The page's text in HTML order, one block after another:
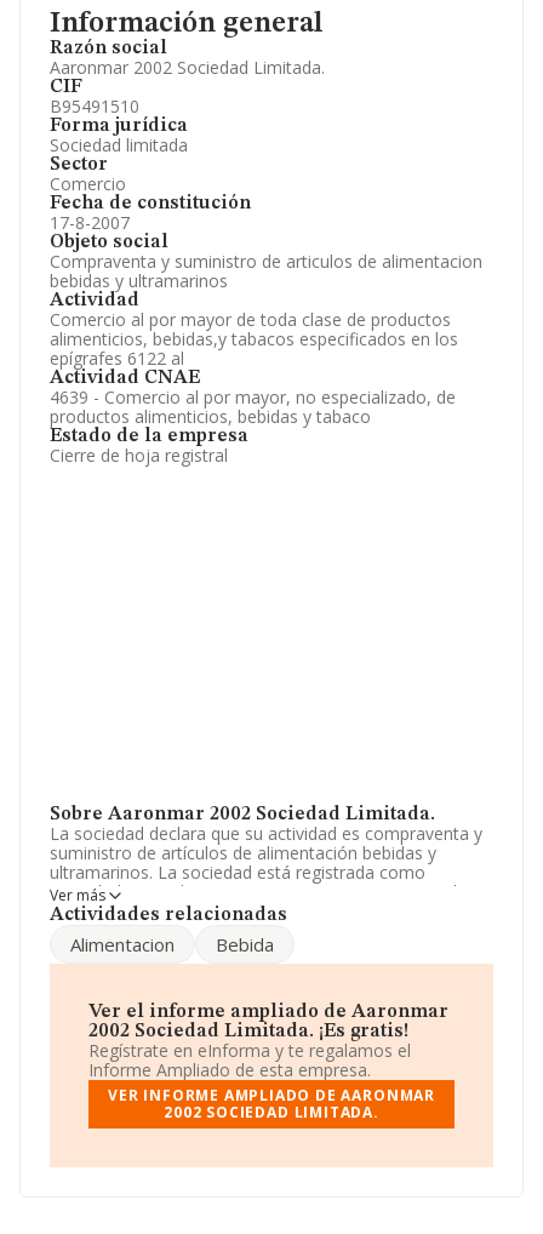
Información general
Razón social
Aaronmar 2002 Sociedad Limitada.
CIF
B95491510
Forma jurídica
Sociedad limitada
Sector
Comercio
Fecha de constitución
17-8-2007
Objeto social
Compraventa y suministro de articulos de alimentacion
bebidas y ultramarinos
Actividad
Comercio al por mayor de toda clase de productos
alimenticios, bebidas,y tabacos especificados en los
epígrafes 6122 al
Actividad CNAE
4639 - Comercio al por mayor, no especializado, de
productos alimenticios, bebidas y tabaco
Estado de la empresa
Cierre de hoja registral
Sobre Aaronmar 2002 Sociedad Limitada.
La sociedad declara que su actividad es compraventa y
suministro de artículos de alimentación bebidas y
ultramarinos. La sociedad está registrada como
Sociedad Limitada. Tiene CNAE: 4639 - 'Comercio al por
mayor, no especializado, de productos alimenticios,
y/o exportación.
Limitada , CIF B95491510, está situada en Travesia C
Uribarri núm. 3, (48007), en el municipio de Bilbao, en
Vizcaya, País Vasco.
En base a la información de la que dispone INFORMA
sobre 23.763 compañías, a nivel nacional la facturación
asciende a 35.026 millones de euros y la media entre
En cuanto a la información relativa a la provincia de
Ver más
Actividades relacionadas
Alimentacion Bebida
Ver el informe ampliado de Aaronmar
2002 Sociedad Limitada. ¡Es gratis!
Regístrate en eInforma y te regalamos el
Informe Ampliado de esta empresa.
VER INFORME AMPLIADO DE AARONMAR
2002 SOCIEDAD LIMITADA.
Información oficial y registral complementaria.